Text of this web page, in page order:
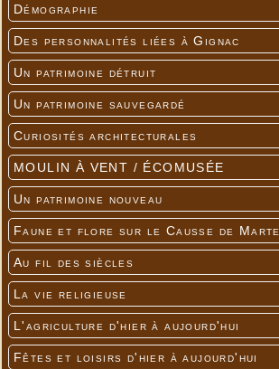
Démographie
Des personnalités liées à Gignac
Un patrimoine détruit
Un patrimoine sauvegardé
Curiosités architecturales
MOULIN À VENT / ÉCOMUSÉE
Un patrimoine nouveau
Faune et flore sur le Causse de
Au fil des siècles
La vie religieuse
L'agriculture d'hier à aujourd'hui
Fêtes et loisirs d'hier à aujourd'hui
---
---